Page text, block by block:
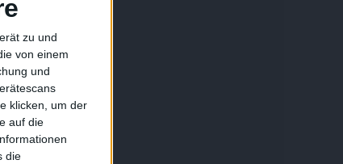
zu und
von einem
und
klicken, um der
auf die
die